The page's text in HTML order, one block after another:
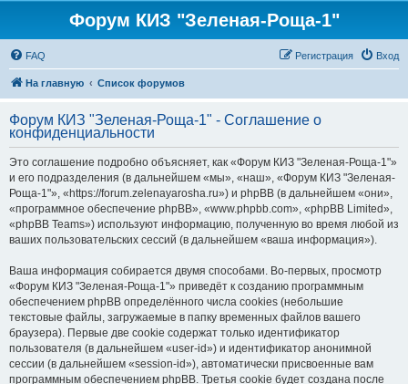
Форум КИЗ "Зеленая-Роща-1"
FAQ Вход
Регистрация
На главную Список форумов
Форум КИЗ "Зеленая-Роща-1" - Соглашение о
конфиденциальности
Это соглашение подробно объясняет, как «Форум КИЗ "Зеленая-Роща-1"»
и его подразделения (в дальнейшем «мы», «наш», «Форум КИЗ "Зеленая-
Роща-1"», «https://forum.zelenayarosha.ru») и phpBB (в дальнейшем «они»,
«программное обеспечение phpBB», «www.phpbb.com», «phpBB Limited»,
«phpBB Teams») используют информацию, полученную во время любой из
ваших пользовательских сессий (в дальнейшем «ваша информация»).
Ваша информация собирается двумя способами. Во-первых, просмотр
«Форум КИЗ "Зеленая-Роща-1"» приведёт к созданию программным
обеспечением phpBB определённого числа cookies (небольшие
текстовые файлы, загружаемые в папку временных файлов вашего
браузера). Первые две cookie содержат только идентификатор
пользователя (в дальнейшем «user-id») и идентификатор анонимной
сессии (в дальнейшем «session-id»), автоматически присвоенные вам
программным обеспечением phpBB. Третья cookie будет создана после